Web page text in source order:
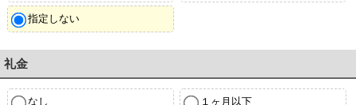
指定しない
礼金
なし １ヶ月以下